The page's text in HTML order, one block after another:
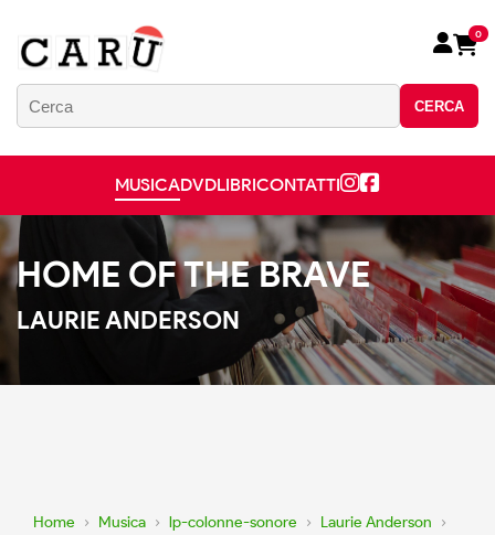
CERCA
0
MUSICADVDLIBRICONTATTI
HOME OF THE BRAVE
LAURIE ANDERSON
Home › Musica › lp-colonne-sonore › Laurie Anderson ›